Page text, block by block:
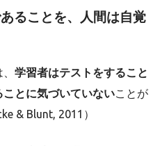
ることを、人間は自覚
学習者はテストをすること
とに気づいていないことが
& Blunt, 2011）